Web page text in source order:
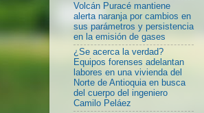
Volcán Puracé mantiene
alerta naranja por cambios en
sus parámetros y persistencia
en la emisión de gases
¿Se acerca la verdad?
Equipos forenses adelantan
labores en una vivienda del
Norte de Antioquia en busca
del cuerpo del ingeniero
Camilo Peláez